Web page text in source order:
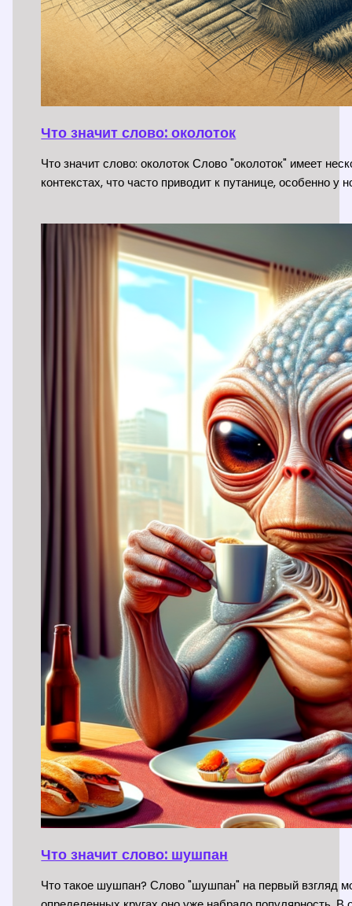
Что значит слово: околоток
Что значит слово: околоток Слово "околоток" имеет
контекстах, что часто приводит к путанице, особенно у
Что значит слово: шушпан
Что такое шушпан? Слово "шушпан" на первый взгляд